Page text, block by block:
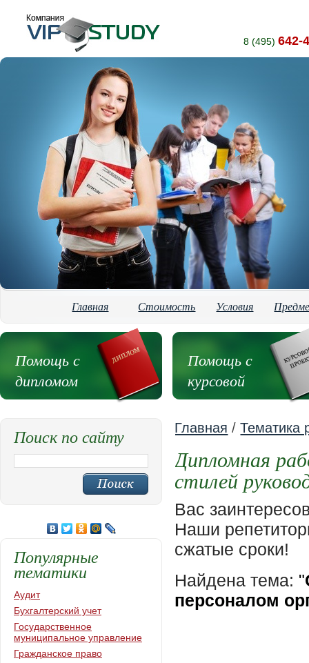
8 (495) 642-
Главная Стоимость Условия
Помощь с
дипломом
Помощь с
курсовой
Главная /Тематика
Дипломная
стилей
Вас
Наши
сжатые сроки!
Найдена тема: "
персоналом
Поиск по сайту
Популярные
тематики
Аудит
Бухгалтерский учет
Государственное
муниципальное управление
Гражданское право